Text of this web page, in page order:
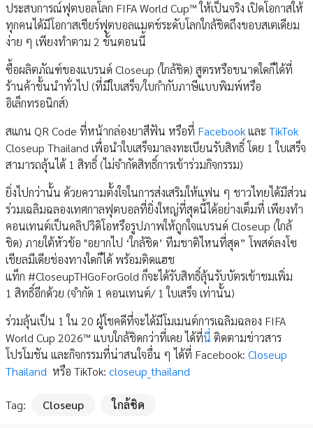
ประสบการณ์ฟุตบอลโลก FIFA World Cup™ ให้เป็นจริง เปิดโอกาสให้
ทุกคนได้มีโอกาสเชียร์ฟุตบอลแมตช์ระดับโลกใกล้ชิดถึงขอบสเตเดียม
ง่าย ๆ เพียงทำตาม 2 ขั้นตอนนี้
ซื้อผลิตภัณฑ์ของแบรนด์ Closeup (ใกล้ชิด) สูตรหรือขนาดใดก็ได้ที่
ร้านค้าชั้นนำทั่วไป (ที่มีใบเสร็จ/ใบกำกับภาษีแบบพิมพ์หรือ
อิเล็กทรอนิกส์)
สแกน QR Code ที่หน้ากล่องยาสีฟัน หรือที่ Facebookและ TikTok
Closeup Thailand เพื่อนำใบเสร็จมาลงทะเบียนรับสิทธิ์ โดย 1 ใบเสร็จ
สามารถลุ้นได้ 1 สิทธิ์ (ไม่จำกัดสิทธิ์การเข้าร่วมกิจกรรม)
ยิ่งไปกว่านั้น ด้วยความตั้งใจในการส่งเสริมให้แฟน ๆ ชาวไทยได้มีส่วน
ร่วมเฉลิมฉลองเทศกาลฟุตบอลที่ยิ่งใหญ่ที่สุดนี้ได้อย่างเต็มที่ เพียงทำ
คอนเทนต์เป็นคลิปวิดิโอหรือรูปภาพให้ถูกใจแบรนด์ Closeup (ใกล้
ชิด) ภายใต้หัวข้อ "อยากไป ‘ใกล้ชิด’ ทีมชาติไหนที่สุด” โพสต์ลงโซ
เชียลมีเดียช่องทางใดก็ได้ พร้อมติดแฮช
แท็ก #CloseupTHGoForGold ก็จะได้รับสิทธิ์ลุ้นรับบัตรเข้าชมเพิ่ม
1 สิทธิ์อีกด้วย (จำกัด 1 คอนเทนต์/ 1 ใบเสร็จ เท่านั้น)
ร่วมลุ้นเป็น 1 ใน 20 ผู้โชคดีที่จะได้มีโมเมนต์การเฉลิมฉลอง FIFA
World Cup 2026™ แบบใกล้ชิดกว่าที่เคย ได้ที่นี่ ติดตามข่าวสาร
โปรโมชัน และกิจกรรมที่น่าสนใจอื่น ๆ ได้ที่ Facebook: Closeup
Thailand หรือ TikTok: closeup_thailand
Tag: Closeup ใกล้ชิด